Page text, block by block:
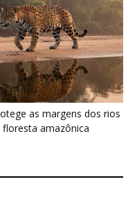
é descoberta em florestas
da USP pode regenerar